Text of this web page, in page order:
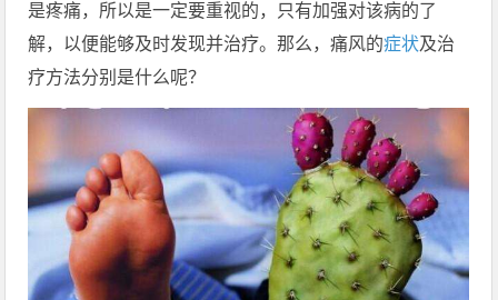
是疼痛，所以是一定要重视的，只有加强对该病的了
解，以便能够及时发现并治疗。那么，痛风的症状及治
疗方法分别是什么呢？